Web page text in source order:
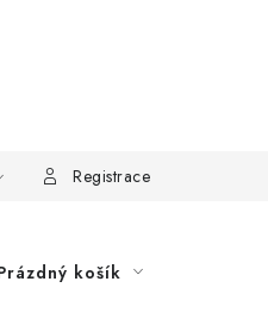
Registrace
košík